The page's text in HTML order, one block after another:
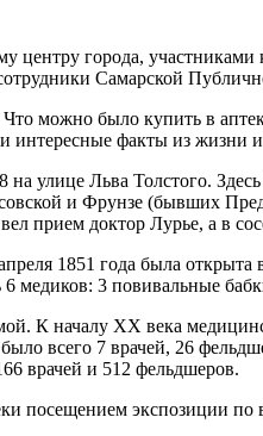
центру города,
Самарской
Что можно было купить в
интересные факты из жизни
улице Льва Толстого.
и Фрунзе (бывших
прием доктор Лурье, а в
1851 года была
медиков: 3 повивальные
К началу XX века
всего 7 врачей, 26
врачей и 512 фельдшеров.
посещением экспозиции по